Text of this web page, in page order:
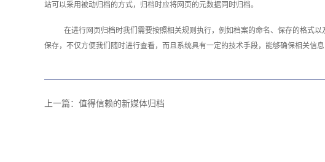
站可以采用被动归档的方式，归档时应将网页的元数据同时归档。
在进行网页归档时我们需要按照相关规则执行，例如档案的命名、保存的格式
保存，不仅方便我们随时进行查看，而且系统具有一定的技术手段，能够确保相关信息
上一篇： 值得信赖的新媒体归档